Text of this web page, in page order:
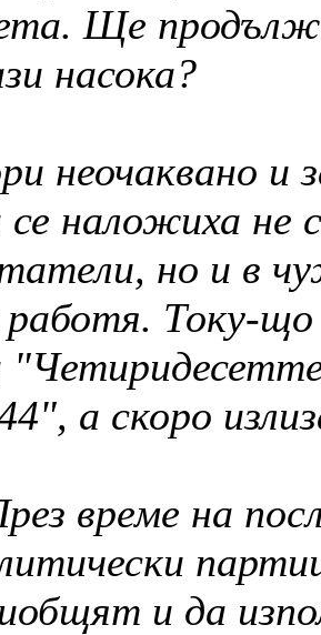
Ще
насока?
неочаквано и
наложиха не
но и в
Току-що
а скоро
време на
и да